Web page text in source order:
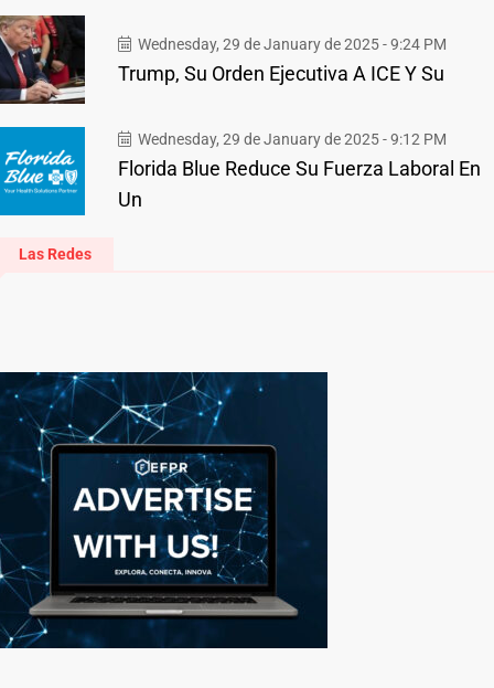
Wednesday, 29 de January de 2025 - 9:24 PM
Trump, Su Orden Ejecutiva A ICE Y Su
Wednesday, 29 de January de 2025 - 9:12 PM
Florida Blue Reduce Su Fuerza Laboral En
Un
Las Redes